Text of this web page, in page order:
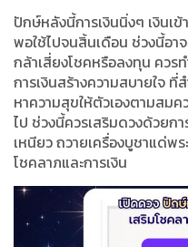
ปักษ์หลังนี้การเงินนิ่งๆ เงินเ
พอใช้ไปจนสิ้นเดือน ช่วงนี้อา
กล้าเสี่ยงโชคหรือลงทุน ควร
การเงินสร้างความสบายใจ
หาความสุขให้ตัวเองตามสมค
ไป ช่วงนี้ควรเสริมดวงด้วยก
เหนียว ถวายเครื่องบูชาแด่พ
โชคลาภและการเงิน